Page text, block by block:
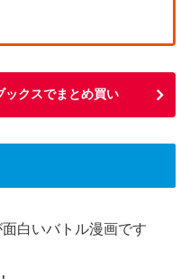
ックスでまとめ買い
白いバトル漫画です